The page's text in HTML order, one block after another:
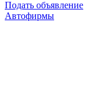
Подать объявление
Автофирмы